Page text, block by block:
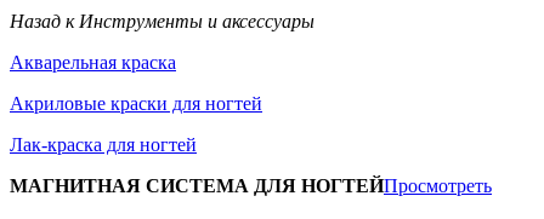
Назад к Инструменты и аксессуары
Акварельная краска
Акриловые краски для ногтей
Лак-краска для ногтей
МАГНИТНАЯ СИСТЕМА ДЛЯ НОГТЕЙПросмотреть